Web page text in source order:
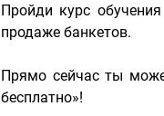
Пройди курс
продаже банкетов.
Прямо сейчас ты
бесплатно»!